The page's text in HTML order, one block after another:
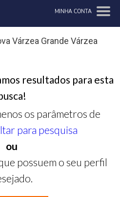
MINHA CONTA
Várzea Grande Várzea
resultados para esta
os parâmetros de
para pesquisa
ou
possuem o seu perfil